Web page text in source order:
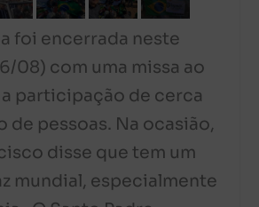
foi encerrada neste
08) com uma missa ao
participação de cerca
de pessoas. Na ocasião,
disse que tem um
mundial, especialmente